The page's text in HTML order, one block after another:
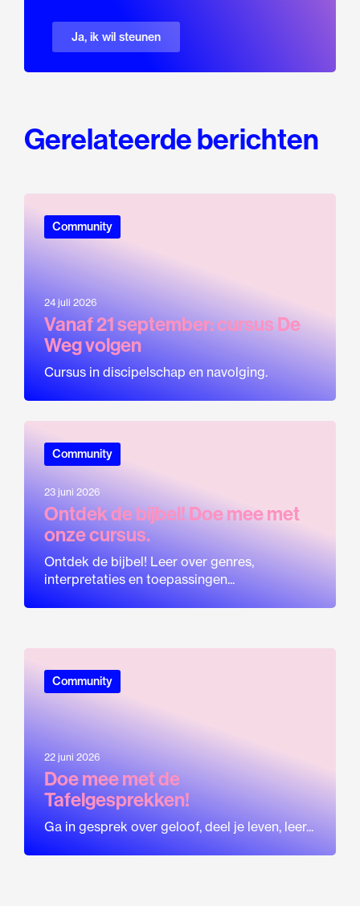
Ja, ik wil steunen
Gerelateerde berichten
Community
24 juli 2026
Vanaf 21 september: cursus De
Weg volgen
Cursus in discipelschap en navolging.
Community
23 juni 2026
Ontdek de bijbel! Doe mee met
onze cursus.
Ontdek de bijbel! Leer over genres,
interpretaties en toepassingen...
Community
22 juni 2026
Doe mee met de
Tafelgesprekken!
Ga in gesprek over geloof, deel je leven, leer...